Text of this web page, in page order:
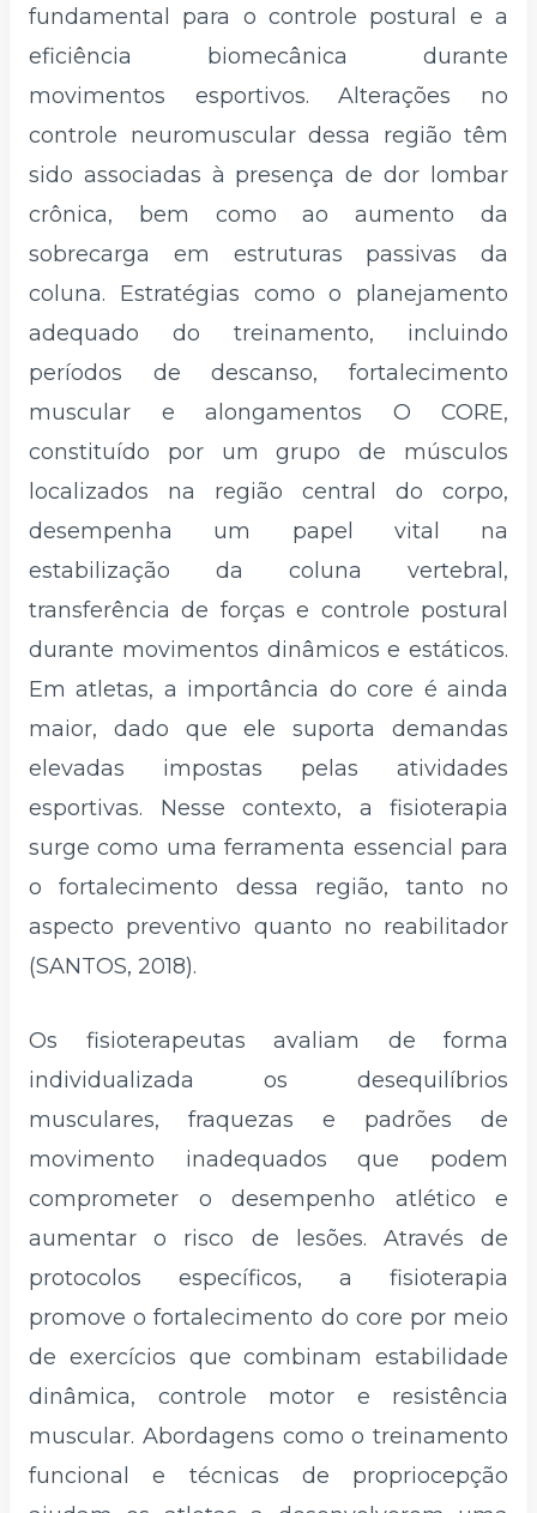
fundamental para o controle postural e a
eficiência biomecânica durante
movimentos esportivos. Alterações no
controle neuromuscular dessa região têm
sido associadas à presença de dor lombar
crônica, bem como ao aumento da
sobrecarga em estruturas passivas da
coluna. Estratégias como o planejamento
adequado do treinamento, incluindo
períodos de descanso, fortalecimento
muscular e alongamentos O CORE,
constituído por um grupo de músculos
localizados na região central do corpo,
desempenha um papel vital na
estabilização da coluna vertebral,
transferência de forças e controle postural
durante movimentos dinâmicos e estáticos.
Em atletas, a importância do core é ainda
maior, dado que ele suporta demandas
elevadas impostas pelas atividades
esportivas. Nesse contexto, a fisioterapia
surge como uma ferramenta essencial para
o fortalecimento dessa região, tanto no
aspecto preventivo quanto no reabilitador
(SANTOS, 2018).
Os fisioterapeutas avaliam de forma
individualizada os desequilíbrios
musculares, fraquezas e padrões de
movimento inadequados que podem
comprometer o desempenho atlético e
aumentar o risco de lesões. Através de
protocolos específicos, a fisioterapia
promove o fortalecimento do core por meio
de exercícios que combinam estabilidade
dinâmica, controle motor e resistência
muscular. Abordagens como o treinamento
funcional e técnicas de propriocepção